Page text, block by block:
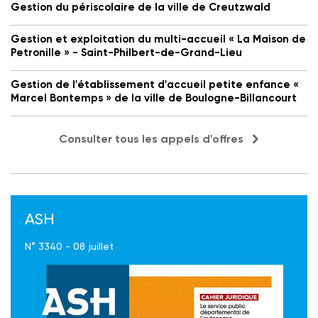
Gestion du périscolaire de la ville de Creutzwald
Gestion et exploitation du multi-accueil « La Maison de
Petronille » - Saint-Philbert-de-Grand-Lieu
Gestion de l'établissement d'accueil petite enfance «
Marcel Bontemps » de la ville de Boulogne-Billancourt
Consulter tous les appels d'offres
ASH
N° 3340 - 08 juillet